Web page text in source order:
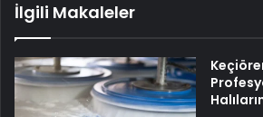
İlgili Makaleler